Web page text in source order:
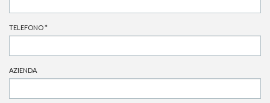
TELEFONO*
AZIENDA